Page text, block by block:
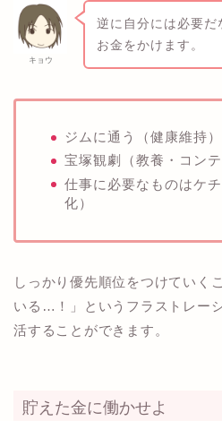
キョウ
逆に自分には必要だ
お金をかけます。
ジムに通う（健康維持）
宝塚観劇（教養・コンテ
仕事に必要なものはケ
化）
しっかり優先順位をつけていく
いる…！」というフラストレー
活することができます。
貯えた金に働かせよ